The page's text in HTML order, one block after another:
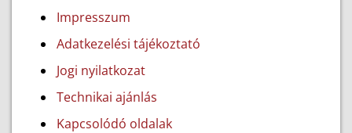
Impresszum
Adatkezelési tájékoztató
Jogi nyilatkozat
Technikai ajánlás
Kapcsolódó oldalak